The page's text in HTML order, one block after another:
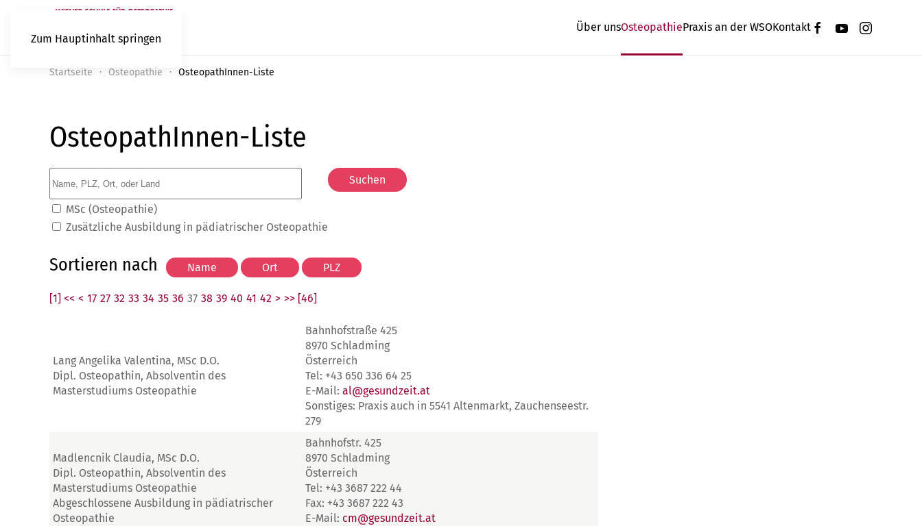
Zum Hauptinhalt springen
Über unsOsteopathiePraxis an der WSOKontakt
Startseite Osteopathie OsteopathInnen-Liste
OsteopathInnen-Liste
MSc (Osteopathie)
Zusätzliche Ausbildung in pädiatrischer Osteopathie
Sortieren nach
[1] << < 17 27 32 33 34 35 36 37 38 39 40 41 42 > >> [46]
Lang Angelika Valentina, MSc D.O.
Dipl. Osteopathin, Absolventin des
Masterstudiums Osteopathie
Bahnhofstraße 425
8970 Schladming
Österreich
Tel: +43 650 336 64 25
E-Mail: al@gesundzeit.at
Sonstiges: Praxis auch in 5541 Altenmarkt, Zauchenseestr.
279
Madlencnik Claudia, MSc D.O.
Dipl. Osteopathin, Absolventin des
Masterstudiums Osteopathie
Abgeschlossene Ausbildung in pädiatrischer
Osteopathie
Bahnhofstr. 425
8970 Schladming
Österreich
Tel: +43 3687 222 44
Fax: +43 3687 222 43
E-Mail: cm@gesundzeit.at